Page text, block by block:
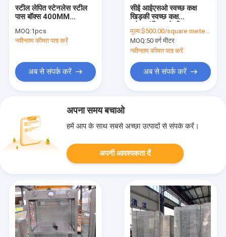
स्टील लेपित स्टेनलेस स्टील
पास बॉक्स 400MM
पास बॉक्स
MOQ:1pcs
नवीनतम कीमत पता करें
अब से संपर्क करें
सीई आईएसओ स्वच्छ कक्ष
खिड़की स्वच्छ कक्ष
प्रयोगशाला खिड़की
मूल्य:$500.00/square meters 50-499 square meters
MOQ:50 वर्ग मीटर
नवीनतम कीमत पता करें
अब से संपर्क करें
अपना समय बचाओ
हमें आप के साथ सबसे अच्छा उत्पादों से संपर्क करें।
अपनी आवश्यकता दें